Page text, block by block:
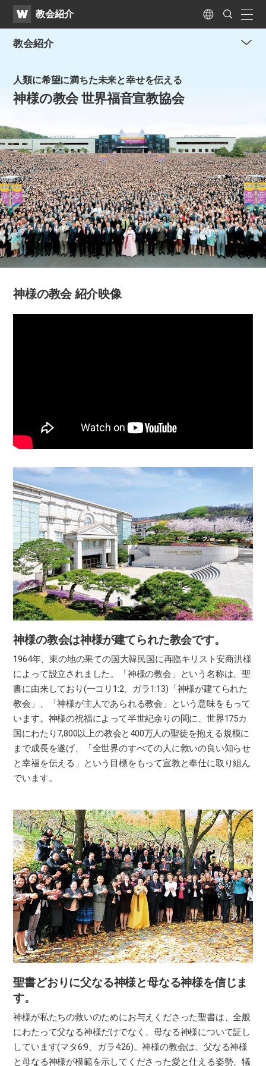
WATV教会紹介 Language
Search
Submit
教会紹介
人類に希望に満ちた未来と幸せを伝える
神様の教会 世界福音宣教協会
神様の教会 紹介映像
神様の教会は神様が建てられた教会です。
1964年、東の地の果ての国大韓民国に再臨キリスト安商洪様
によって設立されました。「神様の教会」という名称は、聖
書に由来しており(一コリ1:2、ガラ1:13)「神様が建てられた
教会」、「神様が主人であられる教会」という意味をもって
います。神様の祝福によって半世紀余りの間に、世界175カ
国にわたり7,800以上の教会と400万人の聖徒を抱える規模に
まで成長を遂げ、「全世界のすべての人に救いの良い知らせ
と幸福を伝える」という目標をもって宣教と奉仕に取り組ん
でいます。
聖書どおりに父なる神様と母なる神様を信じま
す。
神様が私たちの救いのためにお与えくださった聖書は、全般
にわたって父なる神様だけでなく、母なる神様について証し
しています(マタ6:9、ガラ4:26)。神様の教会は、父なる神様
と母なる神様が模範を示してくださった愛と仕える姿勢、犠